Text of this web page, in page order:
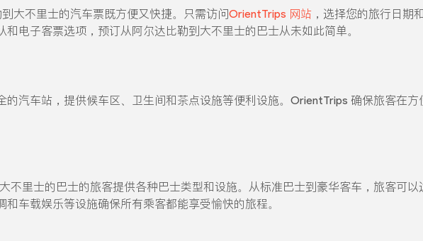
大不里士的汽车票既方便又快捷。只需访问OrientTrips 网站 ，选择您的旅行日期
电子客票选项，预订从阿尔达比勒到大不里士的巴士从未如此简单。
的汽车站，提供候车区、卫生间和茶点设施等便利设施。OrientTrips 确保旅客在方
不里士的巴士的旅客提供各种巴士类型和设施。从标准巴士到豪华客车，旅客可以
车载娱乐等设施确保所有乘客都能享受愉快的旅程。